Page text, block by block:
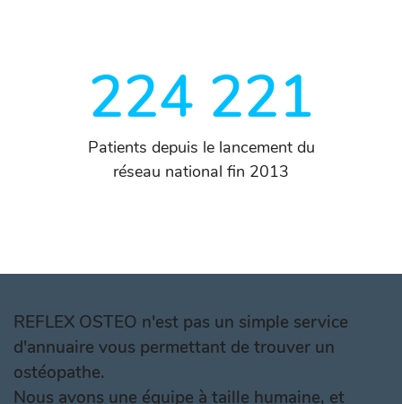
224 221
Patients depuis le lancement du
réseau national fin 2013
REFLEX OSTEO n'est pas un simple service
d'annuaire vous permettant de trouver un
ostéopathe.
Nous avons une équipe à taille humaine, et